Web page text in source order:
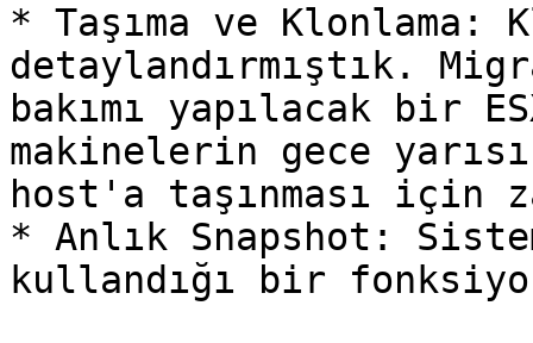
* Taşıma ve Klonlama:
detaylandırmıştık.
bakımı yapılacak bir
makinelerin gece
host'a taşınması için
* Anlık Snapshot:
kullandığı bir